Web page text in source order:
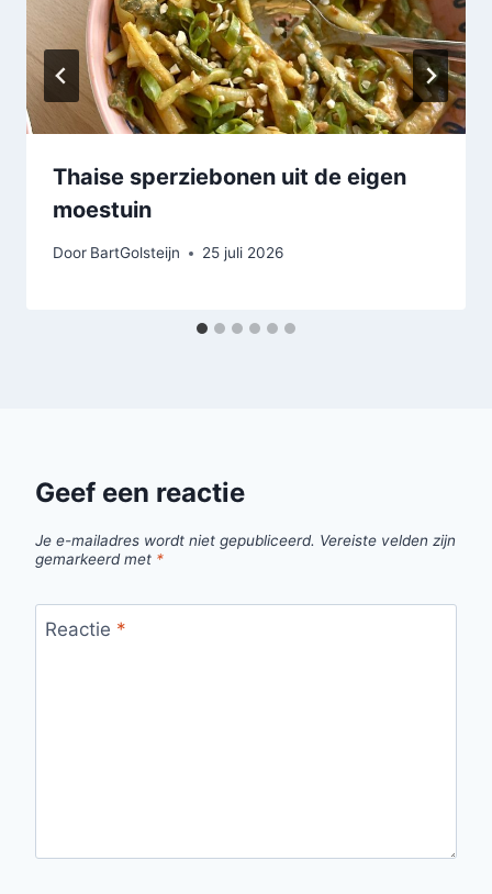
Thaise sperziebonen uit de eigen
moestuin
Door BartGolsteijn 25 juli 2026
Geef een reactie
Je e-mailadres wordt niet gepubliceerd. Vereiste velden zijn
gemarkeerd met *
Reactie *